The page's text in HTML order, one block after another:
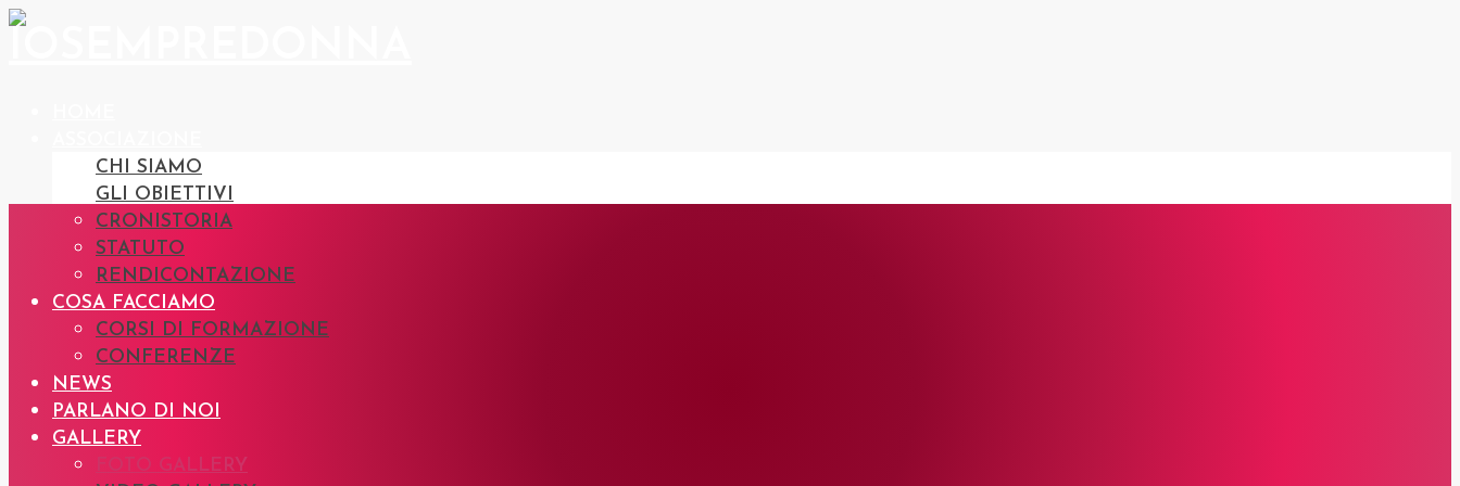
CHI SIAMO
GLI OBIETTIVI
CRONISTORIA
STATUTO
RENDICONTAZIONE
COSA FACCIAMO
CORSI DI FORMAZIONE
CONFERENZE
NEWS
PARLANO DI NOI
GALLERY
FOTO GALLERY